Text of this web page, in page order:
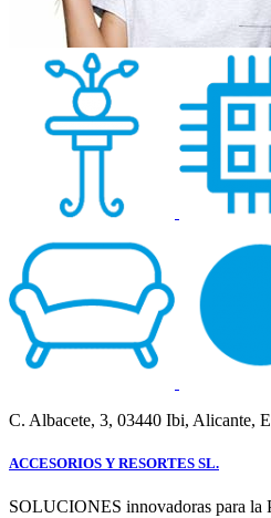
C. Albacete, 3, 03440 Ibi, Alicante,
ACCESORIOS Y RESORTES SL.
SOLUCIONES innovadoras para